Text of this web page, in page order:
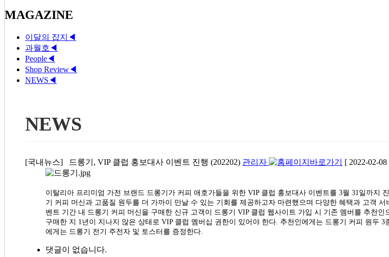
MAGAZINE
이달의 잡지 ◀
과월호 ◀
People◀
Shop Review◀
NEWS ◀
NEWS
[국내뉴스] 드롱기, VIP 클럽 홍보대사 이벤트 진행 (202202) 관리자 [ 2022-02-
이탈리아 프리미엄 가전 브랜드 드롱기가 커피 애호가들을 위한 VIP 클럽 홍보대사 이벤트를 3월 31일까지
기 커피 머신과 고품질 원두를 더 가까이 만날 수 있는 기회를 제공하고자 마련했으며 다양한 혜택과 고객
벤트 기간 내 드롱기 커피 머신을 구매한 신규 고객이 드롱기 VIP 클럽 웹사이트 가입 시 기존 멤버를 추천인
구매한 지 1년이 지나지 않은 상태로 VIP 클럽 멤버십 권한이 있어야 한다. 추천인에게는 드롱기 커피 원두 3
에게는 드롱기 전기 주전자 및 토스터를 증정한다.
댓글이 없습니다.